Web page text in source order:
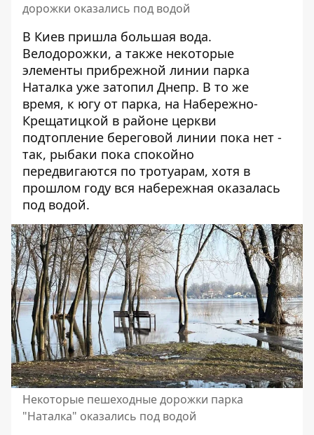
дорожки оказались под водой
В Киев пришла большая вода.
Велодорожки, а также некоторые
элементы прибрежной линии парка
Наталка уже затопил Днепр. В то же
время, к югу от парка, на Набережно-
Крещатицкой в ​​районе церкви
подтопление береговой линии пока нет -
так, рыбаки пока спокойно
передвигаются по тротуарам, хотя в
прошлом году вся набережная оказалась
под водой.
Некоторые пешеходные дорожки парка
"Наталка" оказались под водой